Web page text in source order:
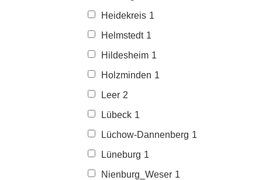
Heidekreis 1
Helmstedt 1
Hildesheim 1
Holzminden 1
Leer 2
Lübeck 1
Lüchow-Dannenberg 1
Lüneburg 1
Nienburg_Weser 1